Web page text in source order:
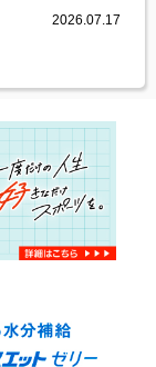
2026.07.17